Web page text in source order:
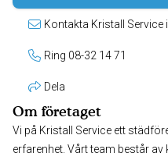
Kontakta Kristall Service
Ring 08-32 14 71
Dela
Om företaget
Vi på Kristall Service ett
erfarenhet. Vårt team består